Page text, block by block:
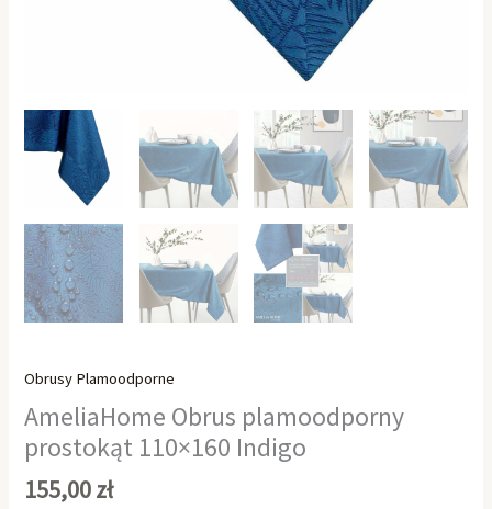
Obrusy Plamoodporne
AmeliaHome Obrus plamoodporny
prostokąt 110×160 Indigo
155,00zł